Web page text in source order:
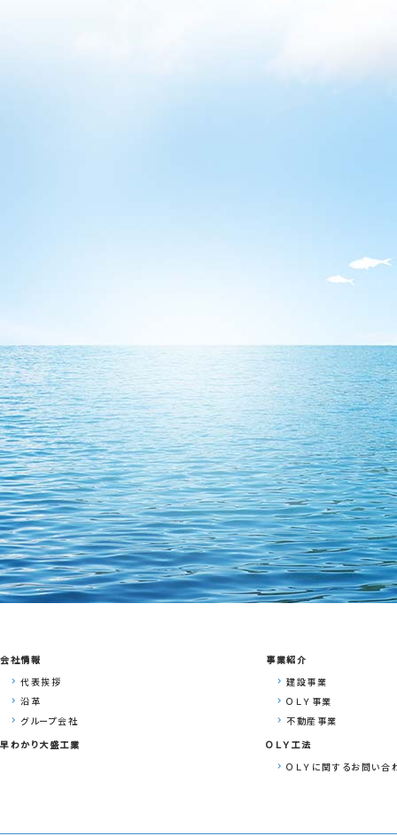
会社情報
代表挨拶
沿革
グループ会社
早わかり大盛工業
事業紹介
建設事業
ＯＬＹ事業
不動産事業
ＯＬＹ工法
ＯＬＹに関するお問い合